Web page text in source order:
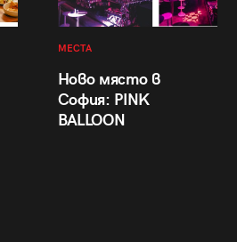
МЕСТА
Ново място в
София: PINK
BALLOON